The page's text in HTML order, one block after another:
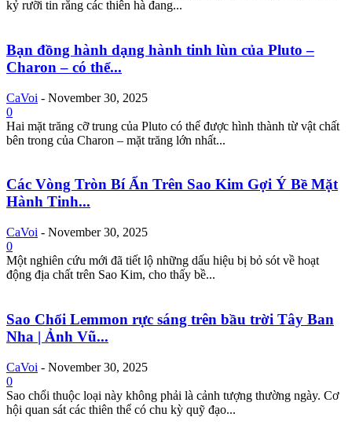
kỷ rưỡi tin rằng các thiên hà đang...
Bạn đồng hành dạng hành tinh lùn của Pluto –
Charon – có thể...
CaVoi - November 30, 2025
0
Hai mặt trăng cỡ trung của Pluto có thể được hình thành từ vật chất
bên trong của Charon – mặt trăng lớn nhất...
Các Vòng Tròn Bí Ẩn Trên Sao Kim Gợi Ý Bề Mặt
Hành Tinh...
CaVoi - November 30, 2025
0
Một nghiên cứu mới đã tiết lộ những dấu hiệu bị bỏ sót về hoạt
động địa chất trên Sao Kim, cho thấy bề...
Sao Chổi Lemmon rực sáng trên bầu trời Tây Ban
Nha | Ảnh Vũ...
CaVoi - November 30, 2025
0
Sao chổi thuộc loại này không phải là cảnh tượng thường ngày. Cơ
hội quan sát các thiên thể có chu kỳ quỹ đạo...